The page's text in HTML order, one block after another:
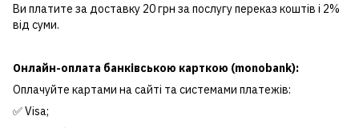
Ви платите за доставку 20 грн за послугу переказ коштів і 2%
від суми.
Онлайн-оплата банківською карткою (monobank):
Оплачуйте картами на сайті та системами платежів:
✅ Visa;